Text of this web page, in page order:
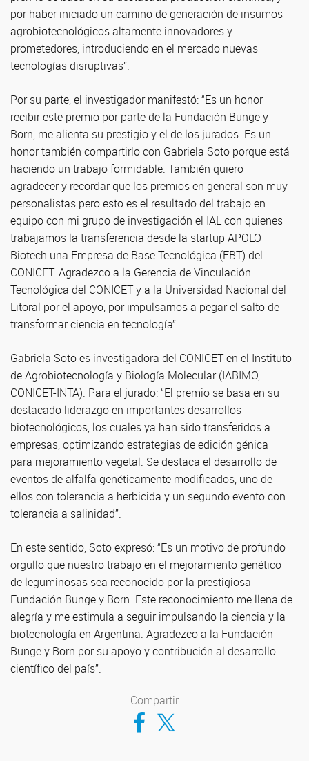
por haber iniciado un camino de generación de insumos
agrobiotecnológicos altamente innovadores y
prometedores, introduciendo en el mercado nuevas
tecnologías disruptivas”.
Por su parte, el investigador manifestó: “Es un honor
recibir este premio por parte de la Fundación Bunge y
Born, me alienta su prestigio y el de los jurados. Es un
honor también compartirlo con Gabriela Soto porque está
haciendo un trabajo formidable. También quiero
agradecer y recordar que los premios en general son muy
personalistas pero esto es el resultado del trabajo en
equipo con mi grupo de investigación el IAL con quienes
trabajamos la transferencia desde la startup APOLO
Biotech una Empresa de Base Tecnológica (EBT) del
CONICET. Agradezco a la Gerencia de Vinculación
Tecnológica del CONICET y a la Universidad Nacional del
Litoral por el apoyo, por impulsarnos a pegar el salto de
transformar ciencia en tecnología”.
Gabriela Soto es investigadora del CONICET en el Instituto
de Agrobiotecnología y Biología Molecular (IABIMO,
CONICET-INTA). Para el jurado: “El premio se basa en su
destacado liderazgo en importantes desarrollos
biotecnológicos, los cuales ya han sido transferidos a
empresas, optimizando estrategias de edición génica
para mejoramiento vegetal. Se destaca el desarrollo de
eventos de alfalfa genéticamente modificados, uno de
ellos con tolerancia a herbicida y un segundo evento con
tolerancia a salinidad”.
En este sentido, Soto expresó: “Es un motivo de profundo
orgullo que nuestro trabajo en el mejoramiento genético
de leguminosas sea reconocido por la prestigiosa
Fundación Bunge y Born. Este reconocimiento me llena de
alegría y me estimula a seguir impulsando la ciencia y la
biotecnología en Argentina. Agradezco a la Fundación
Bunge y Born por su apoyo y contribución al desarrollo
científico del país”.
Compartir
Compartir en Facebook
Compartir en Twitter